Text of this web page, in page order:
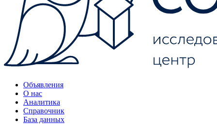
Объявления
О нас
Аналитика
Справочник
База данных